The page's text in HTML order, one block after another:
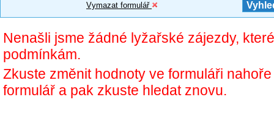
Vymazat formulář
Nenašli jsme žádné lyžařské zájezdy,
podmínkám.
Zkuste změnit hodnoty ve formuláři
formulář a pak zkuste hledat znovu.